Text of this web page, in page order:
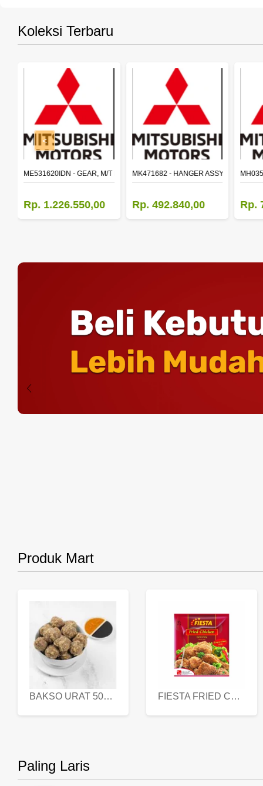
Koleksi Terbaru
SHAFT 2ND SPEED (M035S5)
ME531620IDN - GEAR, M/T MAIN SHAFT REVERSE
Rp. 1.226.550,00
MK471682 - HANGER ASSY,FR
Rp. 492.840,00 Rp.
<
Produk Mart
BAKSO URAT 500 GR FIESTA FRIED CHICKEN 500 GR
Paling Laris